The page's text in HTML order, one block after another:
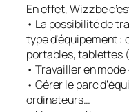
En effet, Wizzbe
• La possibilité de
type d’équipement
portables, tablettes
• Travailler en mode
• Gérer le parc
ordinateurs…